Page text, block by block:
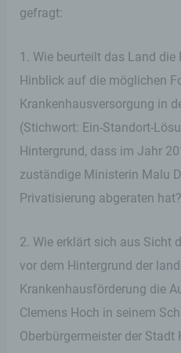
gefragt:
1. Wie beurteilt das Land
Hinblick auf die möglichen
Krankenhausversorgung in
(Stichwort: Ein-Standort-
Hintergrund, dass im Jahr
zuständige Ministerin Malu
Privatisierung abgeraten hat?
2. Wie erklärt sich aus Sicht
vor dem Hintergrund der
Krankenhausförderung die
Clemens Hoch in seinem
Oberbürgermeister der